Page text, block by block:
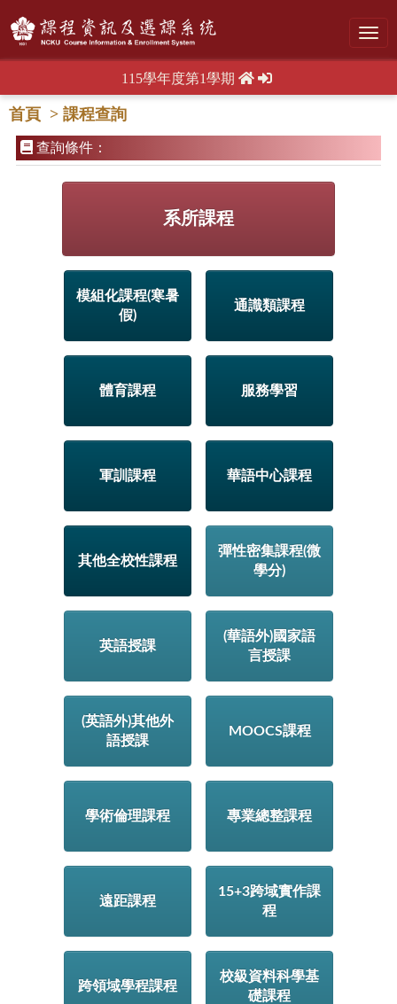
115學年度第1學期
首頁 > 課程查詢
查詢條件：
系所課程
模組化課程(寒暑
假)
通識類課程
體育課程 服務學習
軍訓課程 華語中心課程
其他全校性課程
彈性密集課程(微
學分)
英語授課
(華語外)國家語
言授課
(英語外)其他外
語授課
MOOCS課程
學術倫理課程 專業總整課程
遠距課程
15+3跨域實作課
程
跨領域學程課程
校級資料科學基
礎課程